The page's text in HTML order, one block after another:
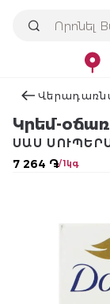
Կրեմ-օճառ
7 264 ֏/ 1կգ
ՍԱՍ